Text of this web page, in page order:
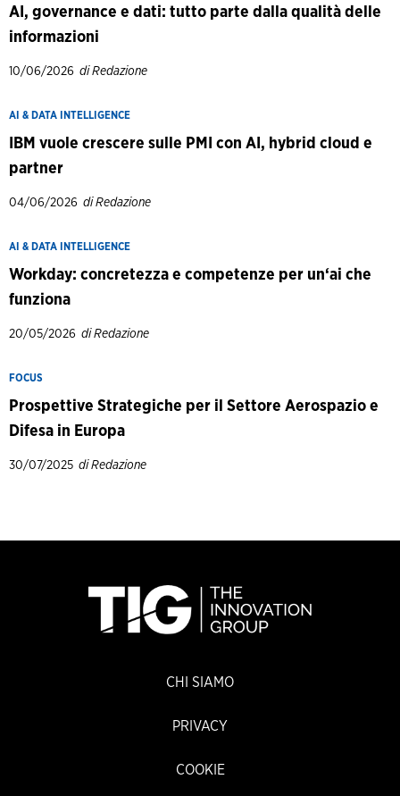
AI, governance e dati: tutto parte dalla qualità delle
informazioni
10/06/2026 di Redazione
AI & DATA INTELLIGENCE
IBM vuole crescere sulle PMI con AI, hybrid cloud e
partner
04/06/2026 di Redazione
AI & DATA INTELLIGENCE
Workday: concretezza e competenze per un‘ai che
funziona
20/05/2026 di Redazione
FOCUS
Prospettive Strategiche per il Settore Aerospazio e
Difesa in Europa
30/07/2025 di Redazione
CHI SIAMO
PRIVACY
COOKIE